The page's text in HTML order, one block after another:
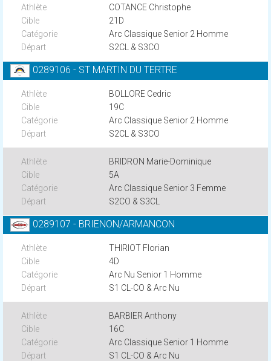
COTANCE Christophe
21D
Arc Classique Senior 2 Homme
S2CL & S3CO
0289106 - ST MARTIN DU TERTRE
BOLLORE Cedric
19C
Arc Classique Senior 2 Homme
S2CL & S3CO
BRIDRON Marie-Dominique
5A
Arc Classique Senior 3 Femme
S2CO & S3CL
0289107 - BRIENON/ARMANCON
THIRIOT Florian
4D
Arc Nu Senior 1 Homme
S1 CL-CO & Arc Nu
BARBIER Anthony
16C
Arc Classique Senior 1 Homme
S1 CL-CO & Arc Nu